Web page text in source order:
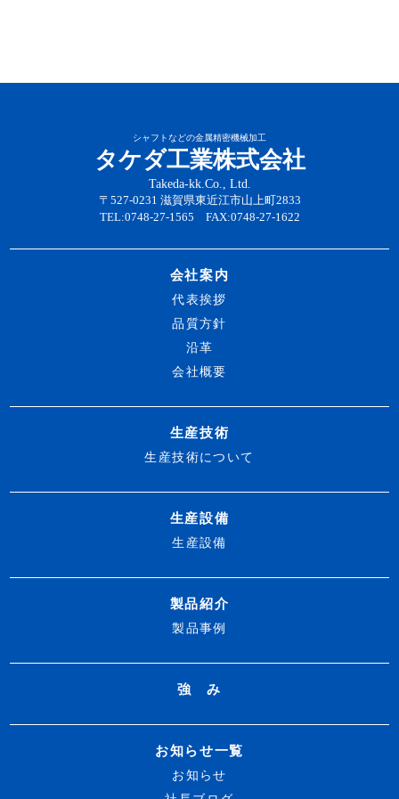
シャフトなどの金属精密機械加工
タケダ工業株式会社
Takeda-kk.Co., Ltd.
〒527-0231 滋賀県東近江市山上町2833
TEL:0748-27-1565 FAX:0748-27-1622
会社案内
代表挨拶
品質方針
沿革
会社概要
生産技術
生産技術について
生産設備
生産設備
製品紹介
製品事例
強 み
お知らせ一覧
お知らせ